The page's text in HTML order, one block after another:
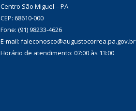
Centro São Miguel – PA
CEP: 68610-000
Fone: (91) 98233-4626
E-mail: faleconosco@augustocorrea.pa.gov.br
Horário de atendimento: 07:00 às 13:00